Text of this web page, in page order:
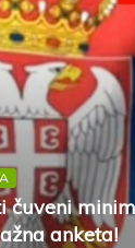
čuveni
anketa!